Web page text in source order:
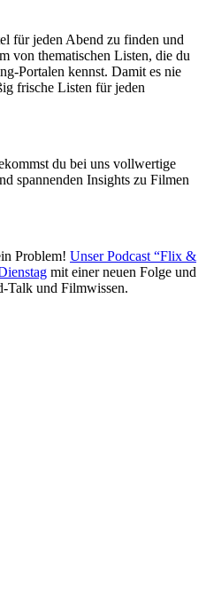
für jeden Abend zu finden und
von thematischen Listen, die du
Portalen kennst. Damit es nie
frische Listen für jeden
du bei uns vollwertige
spannenden Insights zu Filmen
Problem! Unser Podcast “Flix &
mit einer neuen Folge und
Talk und Filmwissen.